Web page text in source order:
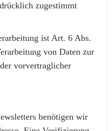
zugestimmt
ist Art. 6 Abs.
von Daten zur
vorvertraglicher
benötigen wir